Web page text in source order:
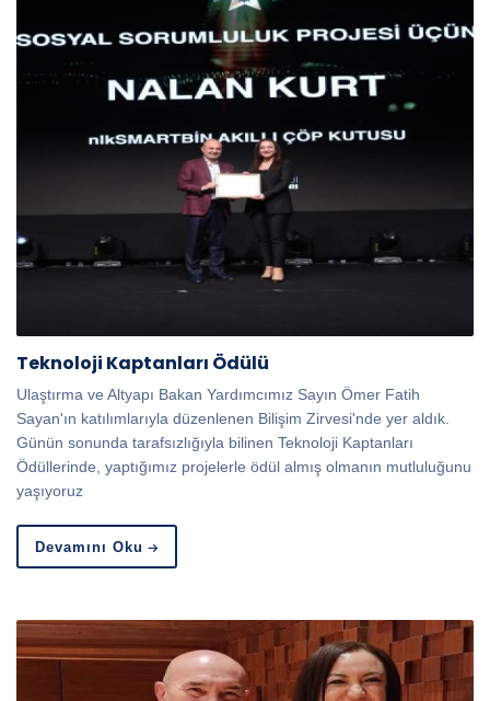
Teknoloji Kaptanları Ödülü
Ulaştırma ve Altyapı Bakan Yardımcımız Sayın Ömer Fatih
Sayan'ın katılımlarıyla düzenlenen Bilişim Zirvesi'nde yer aldık.
Günün sonunda tarafsızlığıyla bilinen Teknoloji Kaptanları
Ödüllerinde, yaptığımız projelerle ödül almış olmanın mutluluğunu
yaşıyoruz
Devamını Oku